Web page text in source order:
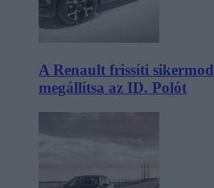
A Renault frissíti
megállítsa az ID. Polót